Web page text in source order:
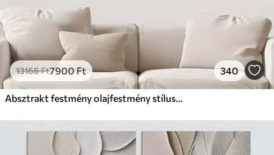
13166Ft7900Ft 340
Absztrakt festmény olajfestmény stílusban